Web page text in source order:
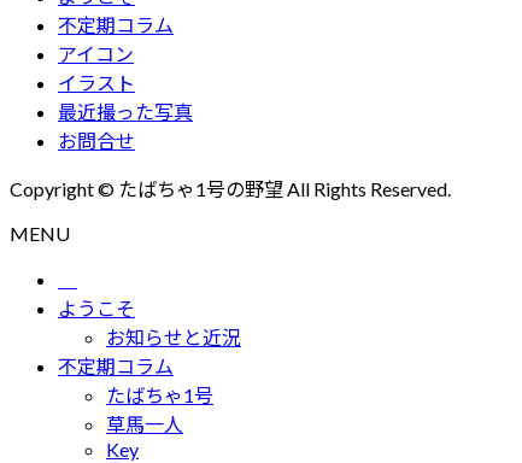
不定期コラム
アイコン
イラスト
最近撮った写真
お問合せ
Copyright © たばちゃ1号の野望 All Rights Reserved.
MENU
ようこそ
お知らせと近況
不定期コラム
たばちゃ1号
草馬一人
Key